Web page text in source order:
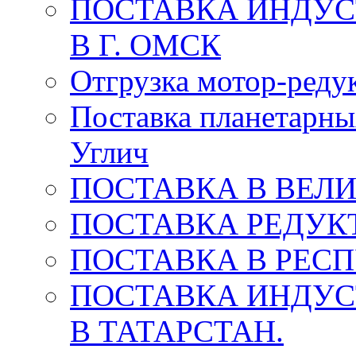
ПОСТАВКА
В Г. ОМСК
Отгрузка мотор-
Поставка
Углич
ПОСТАВКА В
ПОСТАВКА
ПОСТАВКА В
ПОСТАВКА
В ТАТАРСТАН.